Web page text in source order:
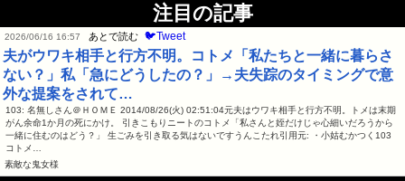
注目の記事
2026/06/16 16:57 あとで読む 🐦Tweet
夫がウワキ相手と行方不明。コトメ「私たちと一緒に暮らさ
ない？」私「急にどうしたの？」→夫失踪のタイミングで意
外な提案をされて…
103: 名無しさん＠ＨＯＭＥ 2014/08/26(火) 02:51:04元夫はウワキ相手と行方不明。トメは末期
がん余命1か月の死にかけ。 引きこもりニートのコトメ「私さんと姪だけじゃ心細いだろうから
一緒に住むのはどう？」 生ごみを引き取る気はないですうんこたれ引用元: ・小姑むかつく103
コトメ…
素敵な鬼女様